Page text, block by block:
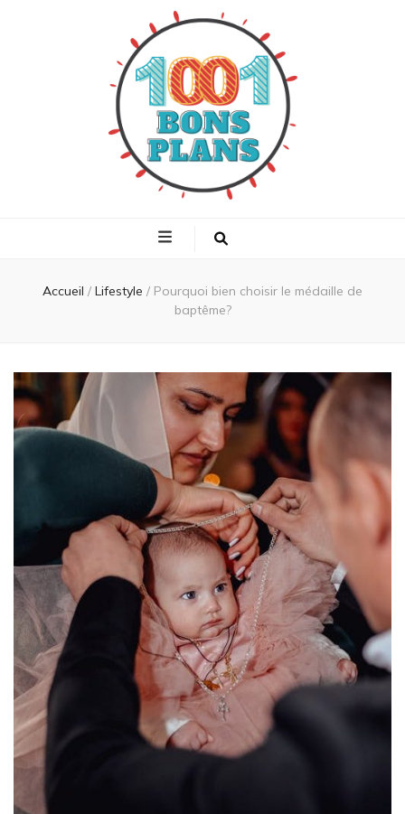
1001 bons plans
Trouvez les meilleurs plans shopping
Accueil / Lifestyle / Pourquoi bien choisir le médaille de
baptême?